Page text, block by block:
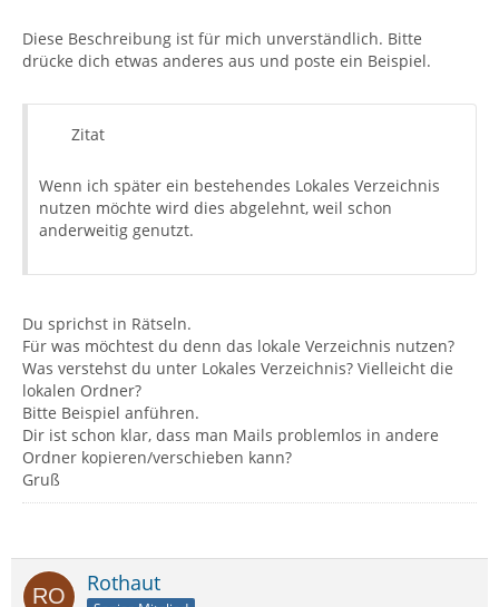
Diese Beschreibung ist für mich unverständlich. Bitte
drücke dich etwas anderes aus und poste ein Beispiel.
Zitat
Wenn ich später ein bestehendes Lokales Verzeichnis
nutzen möchte wird dies abgelehnt, weil schon
anderweitig genutzt.
Du sprichst in Rätseln.
Für was möchtest du denn das lokale Verzeichnis nutzen?
Was verstehst du unter Lokales Verzeichnis? Vielleicht die
lokalen Ordner?
Bitte Beispiel anführen.
Dir ist schon klar, dass man Mails problemlos in andere
Ordner kopieren/verschieben kann?
Gruß
Rothaut